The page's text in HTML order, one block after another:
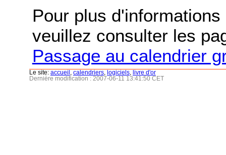
Pour plus
veuillez consulter les
Passage au calendrier
Le site: accueil calendriers logiciels
livre d'or
Dernière modification : 2007-06-11 13:41:50 CET